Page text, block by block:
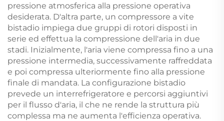
pressione atmosferica alla pressione operativa
desiderata. D'altra parte, un compressore a vite
bistadio impiega due gruppi di rotori disposti in
serie ed effettua la compressione dell'aria in due
stadi. Inizialmente, l'aria viene compressa fino a una
pressione intermedia, successivamente raffreddata
e poi compressa ulteriormente fino alla pressione
finale di mandata. La configurazione bistadio
prevede un interrefrigeratore e percorsi aggiuntivi
per il flusso d'aria, il che ne rende la struttura più
complessa ma ne aumenta l'efficienza operativa.